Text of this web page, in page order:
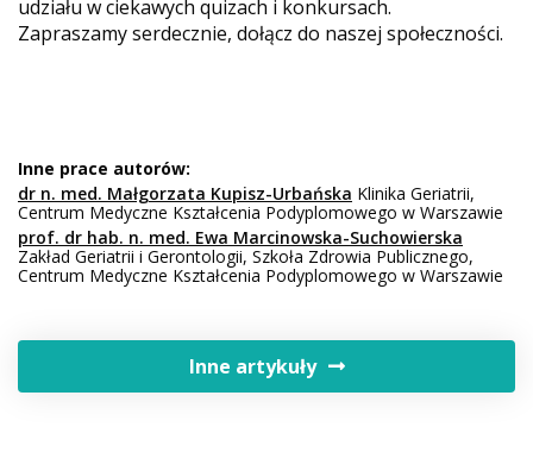
udziału w ciekawych quizach i konkursach.
Zapraszamy serdecznie, dołącz do naszej społeczności.
Inne prace autorów:
dr n. med. Małgorzata Kupisz-Urbańska Klinika Geriatrii,
Centrum Medyczne Kształcenia Podyplomowego w Warszawie
prof. dr hab. n. med. Ewa Marcinowska-Suchowierska
Zakład Geriatrii i Gerontologii, Szkoła Zdrowia Publicznego,
Centrum Medyczne Kształcenia Podyplomowego w Warszawie
Inne artykuły